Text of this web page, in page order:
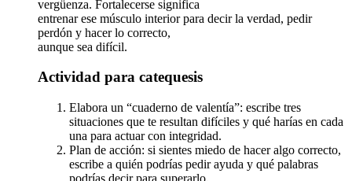
vergüenza. Fortalecerse significa
entrenar ese músculo interior para decir la verdad, pedir
perdón y hacer lo correcto,
aunque sea difícil.
Actividad para catequesis
Elabora un “cuaderno de valentía”: escribe tres
situaciones que te resultan difíciles y qué harías en cada
una para actuar con integridad.
Plan de acción: si sientes miedo de hacer algo correcto,
escribe a quién podrías pedir ayuda y qué palabras
podrías decir para superarlo.